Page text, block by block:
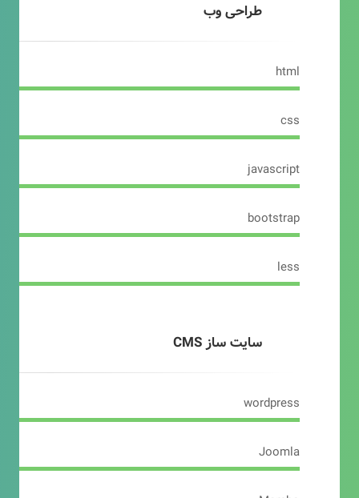
طراحی وب
html
css
javascript
bootstrap
less
سایت ساز CMS
wordpress
Joomla